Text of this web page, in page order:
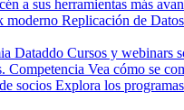
a sus herramientas más
moderno Replicación de
Dataddo Cursos y webinars
Competencia Vea cómo se
socios Explora los